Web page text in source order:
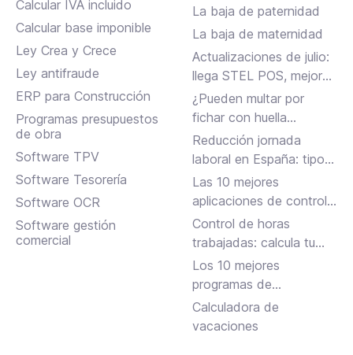
Calcular IVA incluido
Calcular base imponible
Ley Crea y Crece
Ley antifraude
ERP para Construcción
Programas presupuestos
de obra
Software TPV
Software Tesorería
Software OCR
Software gestión
comercial
La baja de paternidad
La baja de maternidad
Actualizaciones de julio:
llega STEL POS, mejoras
en Assistant, albaranes
en Inbox y más
¿Pueden multar por
fichar con huella
dactilar?
Reducción jornada
laboral en España: tipos,
requisitos y cómo
solicitarla
Las 10 mejores
aplicaciones de control
horario para fichar en el
trabajo
Control de horas
trabajadas: calcula tu
jornada laboral
Los 10 mejores
programas de
facturación gratuitos y
de pago
Calculadora de
vacaciones